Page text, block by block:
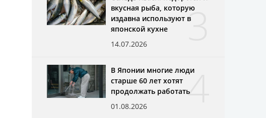
3
вкусная рыба, которую
издавна используют в
японской кухне
14.07.2026
4
В Японии многие люди
старше 60 лет хотят
продолжать работать
01.08.2026